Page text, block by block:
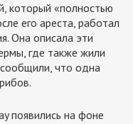
который «полностью
его ареста, работал
Она описала эти
где также жили
что одна
появились на фоне